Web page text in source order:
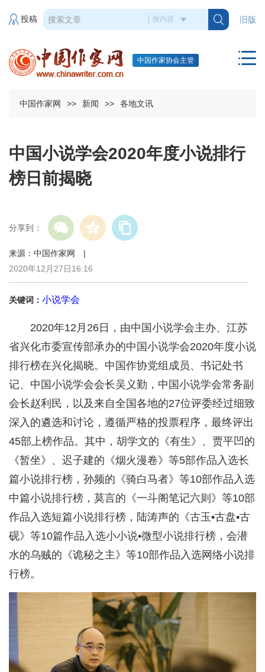
旧版
投稿
中国作家协会主管
中国作家网 >> 新闻 >> 各地文讯
中国小说学会2020年度小说排行
榜日前揭晓
分享到：
来源：中国作家网 |
2020年12月27日16:16
关键词： 小说学会
2020年12月26日，由中国小说学会主办、江苏
省兴化市委宣传部承办的中国小说学会2020年度小说
排行榜在兴化揭晓。中国作协党组成员、书记处书
记、中国小说学会会长吴义勤，中国小说学会常务副
会长赵利民，以及来自全国各地的27位评委经过细致
深入的遴选和讨论，遵循严格的投票程序，最终评出
45部上榜作品。其中，胡学文的《有生》、贾平凹的
《暂坐》、迟子建的《烟火漫卷》等5部作品入选长
篇小说排行榜，孙频的《骑白马者》等10部作品入选
中篇小说排行榜，莫言的《一斗阁笔记六则》等10部
作品入选短篇小说排行榜，陆涛声的《古玉•古盘•古
砚》等10篇作品入选小小说•微型小说排行榜，会潜
水的乌贼的《诡秘之主》等10部作品入选网络小说排
行榜。